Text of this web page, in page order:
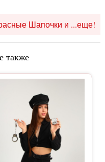
Шапочки и ...еще!
также